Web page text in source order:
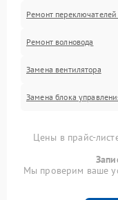
Ремонт
Ремонт волновода
Замена вентилятора
Замена блока
Цены в прайс-
Мы проверим ваше